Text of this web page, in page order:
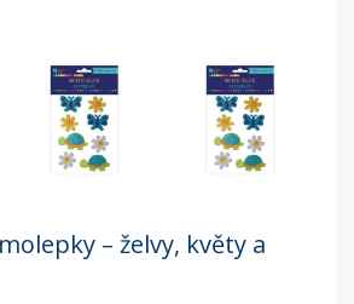
– želvy, květy a